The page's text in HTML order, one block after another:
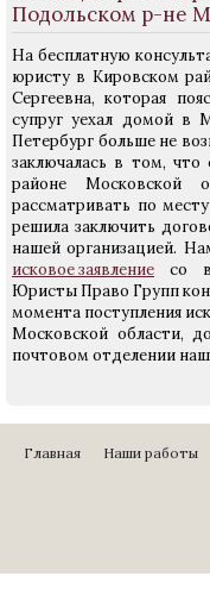
Подольском р-не
На бесплатную
юристу в Кировском
Сергеевна, которая
супруг уехал домой в
Петербург больше не
заключалась в том, что
районе Московской
рассматривать по
решила заключить
нашей организацией.
исковое заявление со
Юристы Право Групп
момента поступления
Московской области,
почтовом отделении
Главная Наши работы